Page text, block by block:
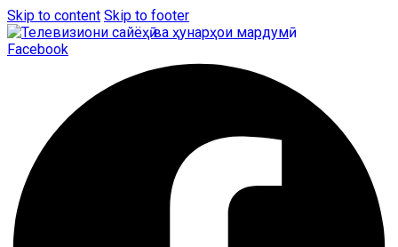
Skip to content Skip to footer
Facebook